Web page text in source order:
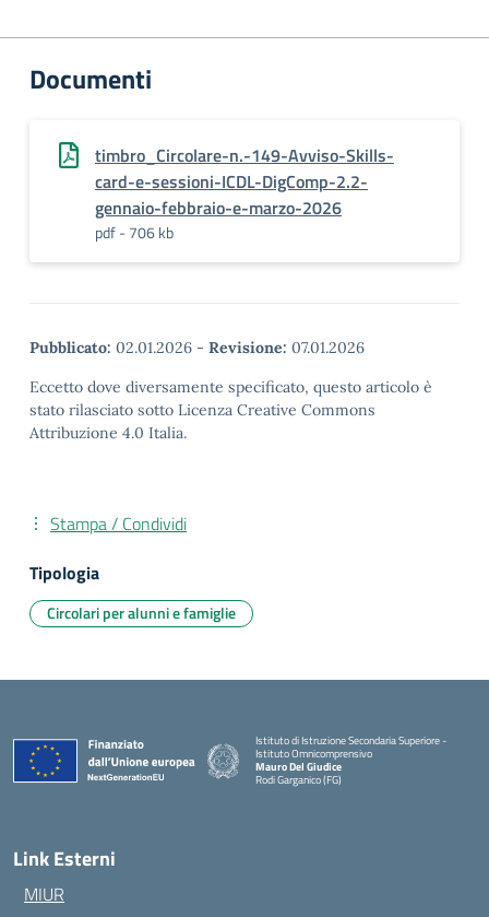
Documenti
timbro_Circolare-n.-149-Avviso-Skills-
card-e-sessioni-ICDL-DigComp-2.2-
gennaio-febbraio-e-marzo-2026
pdf - 706 kb
Pubblicato: 02.01.2026 - Revisione: 07.01.2026
Eccetto dove diversamente specificato, questo articolo è
stato rilasciato sotto Licenza Creative Commons
Attribuzione 4.0 Italia.
Stampa / Condividi
Tipologia
Circolari per alunni e famiglie
Istituto di Istruzione Secondaria Superiore -
Istituto Omnicomprensivo
Mauro Del Giudice
Rodi Garganico (FG)
— Visita la pagina iniziale della scuola
Link Esterni
MIUR